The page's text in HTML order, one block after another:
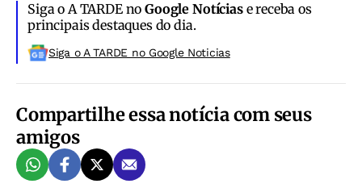
Siga o A TARDE noGoogle Notíciase receba os
principais destaques do dia.
Siga o A TARDE no Google Noticias
Compartilhe essa notícia com seus
amigos